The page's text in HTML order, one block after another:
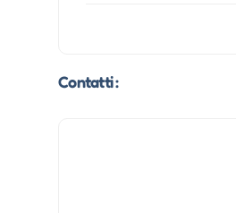
Contatti :